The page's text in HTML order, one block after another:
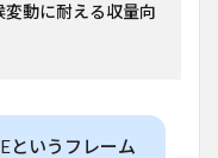
動に耐える収量向
というフレーム